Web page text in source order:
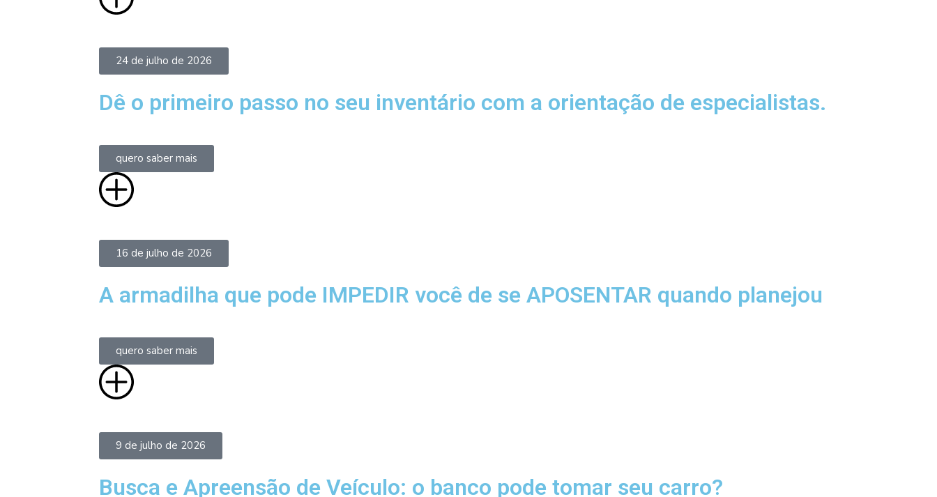
24 de julho de 2026
Dê o primeiro passo no seu inventário com a orientação de especialistas.
quero saber mais
16 de julho de 2026
A armadilha que pode IMPEDIR você de se APOSENTAR quando planejou
quero saber mais
9 de julho de 2026
Busca e Apreensão de Veículo: o banco pode tomar seu carro?